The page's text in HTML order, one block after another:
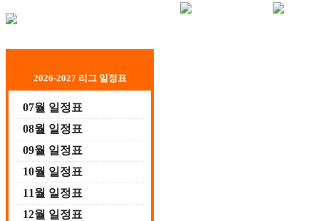
2026-2027 리그 일정표
07월 일정표
08월 일정표
09월 일정표
10월 일정표
11월 일정표
12월 일정표